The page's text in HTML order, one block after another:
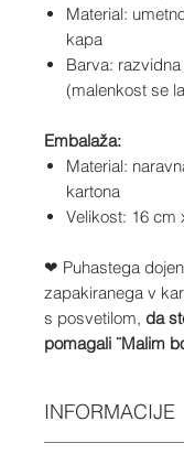
Material:
kapa
Barva:
(malenkost se
Embalaža:
Material:
kartona
Velikost: 16 cm
❤ Puhastega
zapakiranega v
s posvetilom, da
pomagali ¨Malim
INFORMACIJE